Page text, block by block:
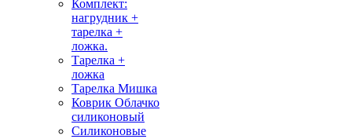
Комплект:
нагрудник +
тарелка +
ложка.
Тарелка +
ложка
Тарелка Мишка
Коврик Облачко
силиконовый
Силиконовые